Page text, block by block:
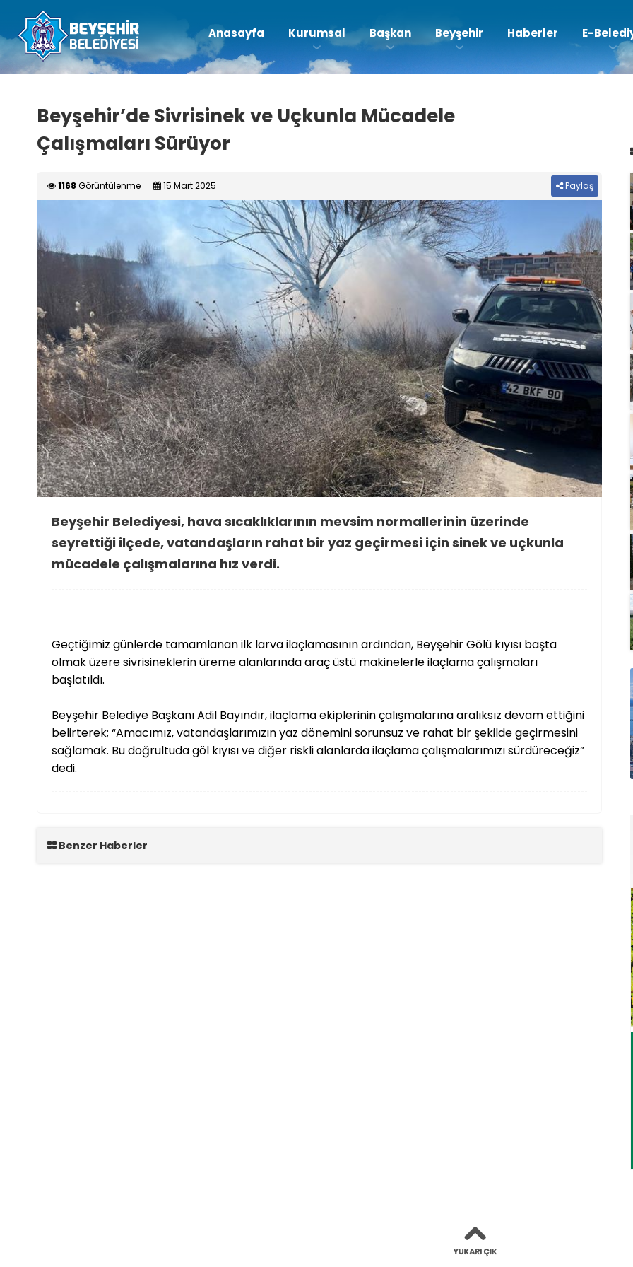
Anasayfa Kurumsal Başkan Beyşehir Haberler E-
Beyşehir’de Sivrisinek ve Uçkunla Mücadele
Çalışmaları Sürüyor
1168 Görüntülenme 15 Mart 2025 Paylaş
Beyşehir Belediyesi, hava sıcaklıklarının mevsim normallerinin üzerinde
seyrettiği ilçede, vatandaşların rahat bir yaz geçirmesi için sinek ve uçkunla
mücadele çalışmalarına hız verdi.
Geçtiğimiz günlerde tamamlanan ilk larva ilaçlamasının ardından, Beyşehir Gölü kıyısı başta
olmak üzere sivrisineklerin üreme alanlarında araç üstü makinelerle ilaçlama çalışmaları
başlatıldı.
Beyşehir Belediye Başkanı Adil Bayındır, ilaçlama ekiplerinin çalışmalarına aralıksız devam ettiğini
belirterek; “Amacımız, vatandaşlarımızın yaz dönemini sorunsuz ve rahat bir şekilde geçirmesini
sağlamak. Bu doğrultuda göl kıyısı ve diğer riskli alanlarda ilaçlama çalışmalarımızı sürdüreceğiz”
dedi.
Benzer Haberler